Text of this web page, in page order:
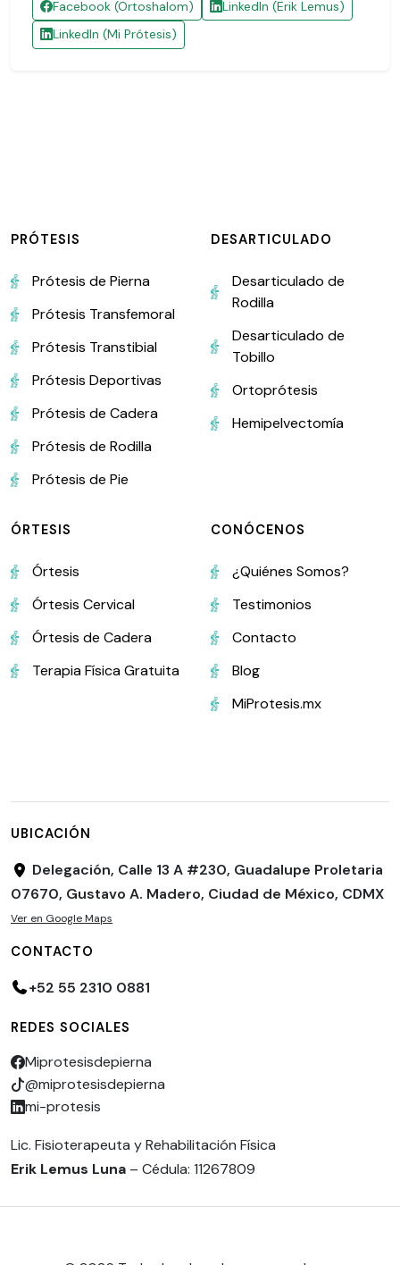
Facebook (Ortoshalom)
LinkedIn (Erik Lemus)
LinkedIn (Mi Prótesis)
PRÓTESIS
Prótesis de Pierna
Prótesis Transfemoral
Prótesis Transtibial
Prótesis Deportivas
Prótesis de Cadera
Prótesis de Rodilla
Prótesis de Pie
DESARTICULADO
Desarticulado de
Rodilla
Desarticulado de
Tobillo
Ortoprótesis
Hemipelvectomía
ÓRTESIS
Órtesis
Órtesis Cervical
Órtesis de Cadera
Terapia Física Gratuita
CONÓCENOS
¿Quiénes Somos?
Testimonios
Contacto
Blog
MiProtesis.mx
UBICACIÓN
Delegación, Calle 13 A #230, Guadalupe Proletaria
07670, Gustavo A. Madero, Ciudad de México, CDMX
Ver en Google Maps
CONTACTO
+52 55 2310 0881
REDES SOCIALES
Miprotesisdepierna
@miprotesisdepierna
mi-protesis
Lic. Fisioterapeuta y Rehabilitación Física
Erik Lemus Luna – Cédula: 11267809